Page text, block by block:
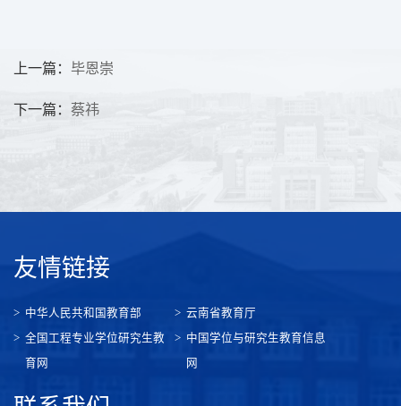
上一篇： 毕恩崇
下一篇： 蔡祎
友情链接
中华人民共和国教育部
云南省教育厅
全国工程专业学位研究生教
育网
中国学位与研究生教育信息
网